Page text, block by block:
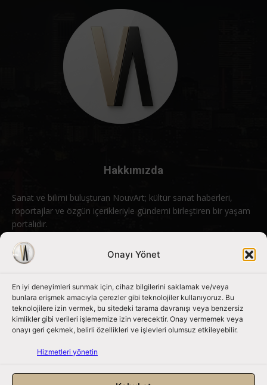
Onayı Yönet
En iyi deneyimleri sunmak için, cihaz bilgilerini saklamak ve/veya
bunlara erişmek amacıyla çerezler gibi teknolojiler kullanıyoruz. Bu
teknolojilere izin vermek, bu sitedeki tarama davranışı veya benzersiz
kimlikler gibi verileri işlememize izin verecektir. Onay vermemek veya
onayı geri çekmek, belirli özellikleri ve işlevleri olumsuz etkileyebilir.
Hizmetleri yönetin
Hakkımızda
Sanat ve bilimi buluşturan NouvArt; kültür sanat haberleri,
röportajlar ve özgün içerikleriyle gündemi birleştiren bir yaşam
portalıdır.
Bizimle iletişime geçin: info@nouvart.net
Bizi Takip Edin